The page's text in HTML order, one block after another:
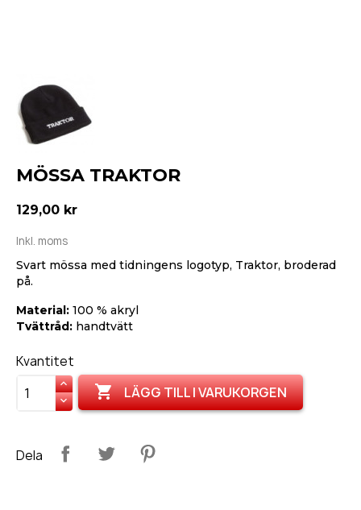
MÖSSA TRAKTOR
129,00 kr
Inkl. moms
Svart mössa med tidningens logotyp, Traktor, broderad
på.
Material: 100 % akryl
Tvättråd: handtvätt
Kvantitet
 LÄGG TILL I VARUKORGEN
Dela